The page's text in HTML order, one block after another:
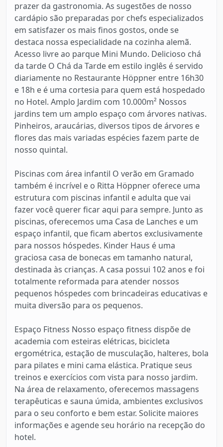
prazer da gastronomia. As sugestões de nosso
cardápio são preparadas por chefs especializados
em satisfazer os mais finos gostos, onde se
destaca nossa especialidade na cozinha alemã.
Acesso livre ao parque Mini Mundo. Delicioso chá
da tarde O Chá da Tarde em estilo inglês é servido
diariamente no Restaurante Höppner entre 16h30
e 18h e é uma cortesia para quem está hospedado
no Hotel. Amplo Jardim com 10.000m² Nossos
jardins tem um amplo espaço com árvores nativas.
Pinheiros, araucárias, diversos tipos de árvores e
flores das mais variadas espécies fazem parte de
nosso quintal.
Piscinas com área infantil O verão em Gramado
também é incrível e o Ritta Höppner oferece uma
estrutura com piscinas infantil e adulta que vai
fazer você querer ficar aqui para sempre. Junto as
piscinas, oferecemos uma Casa de Lanches e um
espaço infantil, que ficam abertos exclusivamente
para nossos hóspedes. Kinder Haus é uma
graciosa casa de bonecas em tamanho natural,
destinada às crianças. A casa possui 102 anos e foi
totalmente reformada para atender nossos
pequenos hóspedes com brincadeiras educativas e
muita diversão para os pequenos.
Espaço Fitness Nosso espaço fitness dispõe de
academia com esteiras elétricas, bicicleta
ergométrica, estação de musculação, halteres, bola
para pilates e mini cama elástica. Pratique seus
treinos e exercícios com vista para nosso jardim.
Na área de relaxamento, oferecemos massagens
terapêuticas e sauna úmida, ambientes exclusivos
para o seu conforto e bem estar. Solicite maiores
informações e agende seu horário na recepção do
hotel.